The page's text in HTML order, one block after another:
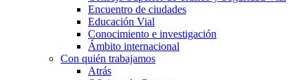
Encuentro de ciudades
Educación Vial
Conocimiento e investigación
Ámbito internacional
Con quién trabajamos
Atrás